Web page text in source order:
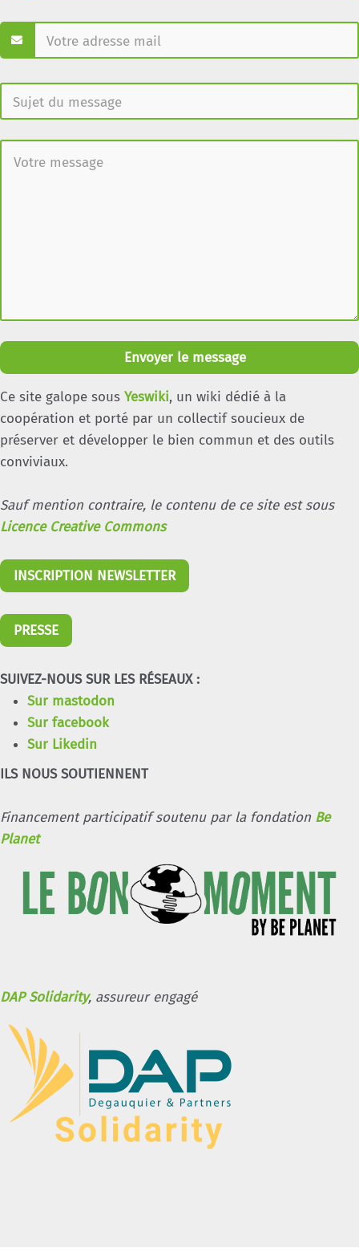
Envoyer le message
Ce site galope sous Yeswiki, un wiki dédié à la
coopération et porté par un collectif soucieux de
préserver et développer le bien commun et des outils
conviviaux.
Sauf mention contraire, le contenu de ce site est sous
Licence Creative Commons
INSCRIPTION NEWSLETTER
PRESSE
SUIVEZ-NOUS SUR LES RÉSEAUX :
Sur mastodon
Sur facebook
Sur Likedin
ILS NOUS SOUTIENNENT
Financement participatif soutenu par la fondation Be
Planet
DAP Solidarity, assureur engagé